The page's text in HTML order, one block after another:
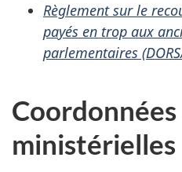
Règlement sur le
payés en trop aux
parlementaires
Coordonnées
ministérielles